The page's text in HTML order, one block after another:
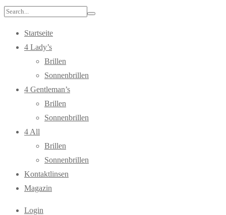
Search
Startseite
4 Lady’s
Brillen
Sonnenbrillen
4 Gentleman’s
Brillen
Sonnenbrillen
4 All
Brillen
Sonnenbrillen
Kontaktlinsen
Magazin
Login